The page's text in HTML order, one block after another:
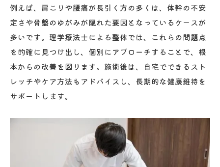
整体の視点で学ぶマットピラティスの魅力
理学療法士推奨の自宅ピラティス活用法
マットで実践する整体ピラティスの基本
整体を意識したピラティスで姿勢改善
肩こり腰痛に効く整体×ピラティス実践例
整体活用のピラティスで痛みの原因を見直
肩こり腰痛改善に役立つ実践的エクササイ
例えば、肩こりや腰痛が長引く方の多くは、体幹の不安
定さや骨盤のゆがみが隠れた要因となっているケースが
多いです。理学療法士による整体では、これらの問題点
を的確に見つけ出し、個別にアプローチすることで、根
本からの改善を図ります。施術後は、自宅でできるスト
レッチやケア方法もアドバイスし、長期的な健康維持を
サポートします。